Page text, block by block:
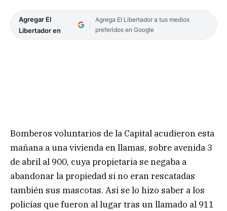
Agregar El
Libertador en
Agrega El Libertador a tus medios
preferidos en Google
Bomberos voluntarios de la Capital acudieron esta
mañana a una vivienda en llamas, sobre avenida 3
de abril al 900, cuya propietaria se negaba a
abandonar la propiedad si no eran rescatadas
también sus mascotas. Así se lo hizo saber a los
policías que fueron al lugar tras un llamado al 911